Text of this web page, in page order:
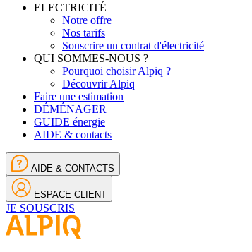
ELECTRICITÉ
Notre offre
Nos tarifs
Souscrire un contrat d'électricité
QUI SOMMES-NOUS ?
Pourquoi choisir Alpiq ?
Découvrir Alpiq
Faire une estimation
DÉMÉNAGER
GUIDE énergie
AIDE & contacts
AIDE & CONTACTS
ESPACE CLIENT
JE SOUSCRIS